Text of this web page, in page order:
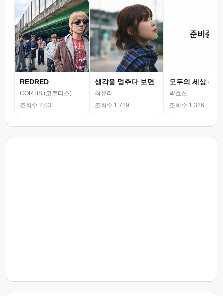
REDRED
CORTIS (코르티스)
조회수 2,031
생각을 멈추다 보면
최유리
조회수 1,729
모두의 세상 (뮤
박효신
조회수 1,326